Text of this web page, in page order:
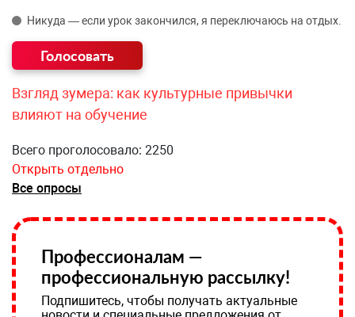
Никуда — если урок закончился, я переключаюсь на отдых.
Взгляд зумера: как культурные привычки
влияют на обучение
Всего проголосовало: 2250
Открыть отдельно
Все опросы
Профессионалам —
профессиональную рассылку!
Подпишитесь, чтобы получать актуальные